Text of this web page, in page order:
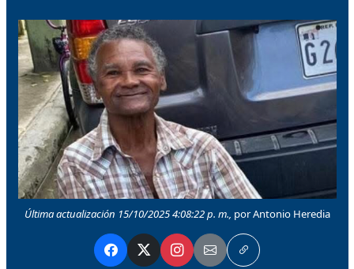
Última actualización 15/10/2025 4:08:22 p. m., por Antonio Heredia